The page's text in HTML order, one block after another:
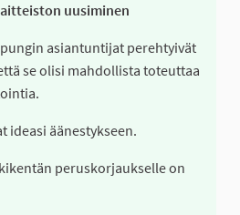
uusiminen
asiantuntijat perehtyivät
se olisi mahdollista toteuttaa
ideasi äänestykseen.
peruskorjaukselle on